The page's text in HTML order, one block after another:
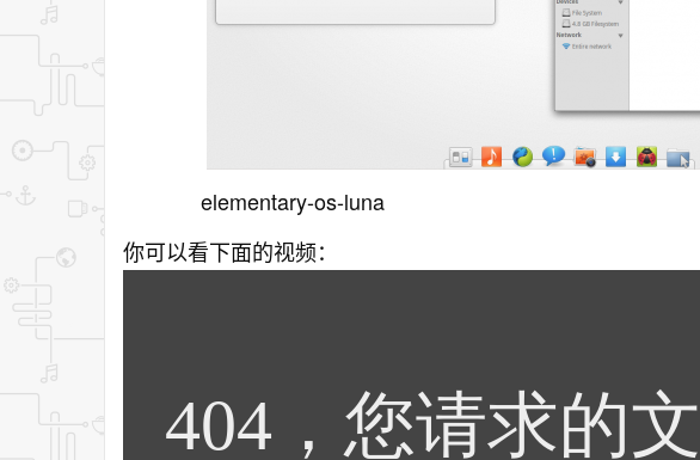
elementary-os-luna
你可以看下面的视频：